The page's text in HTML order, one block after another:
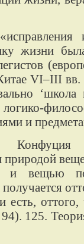
жизни
VI–III вв.
‘школа
и
природой
и вещью
есть,
125.